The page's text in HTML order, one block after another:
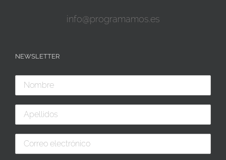
info@programamos.es
NEWSLETTER